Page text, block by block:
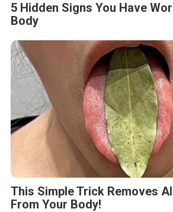
5 Hidden Signs You Have
Body
This Simple Trick Removes
From Your Body!